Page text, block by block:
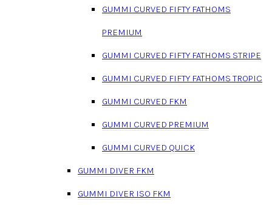
GUMMI CURVED FIFTY FATHOMS
PREMIUM
GUMMI CURVED FIFTY FATHOMS STRIPE
GUMMI CURVED FIFTY FATHOMS TROPIC
GUMMI CURVED FKM
GUMMI CURVED PREMIUM
GUMMI CURVED QUICK
GUMMI DIVER FKM
GUMMI DIVER ISO FKM